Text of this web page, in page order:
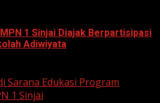
1 Sinjai Diajak Berpartisipasi
Adiwiyata
Sarana Edukasi Program
1 Sinjai